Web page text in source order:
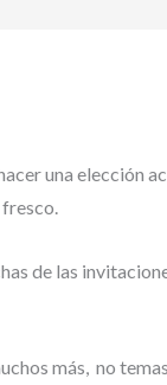
una elección
de las
más, no